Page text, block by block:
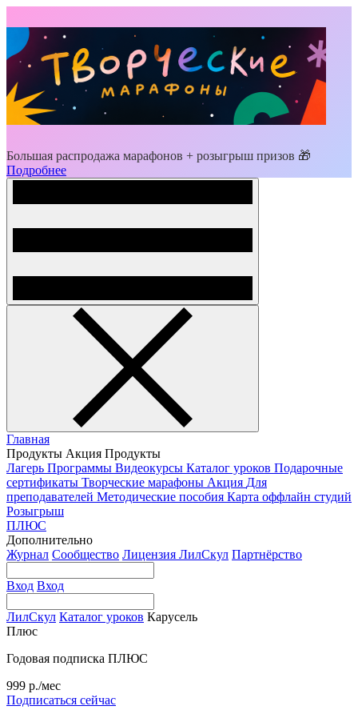
Большая распродажа марафонов + розыгрыш призов 🎁
Подробнее
Главная
Продукты Акция Продукты
Лагерь Программы Видеокурсы Каталог уроков Подарочные
сертификаты Творческие марафоны Акция Для
преподавателей Методические пособия Карта оффлайн студий
Розыгрыш
ПЛЮС
Дополнительно
Журнал Сообщество Лицензия ЛилСкул Партнёрство
Вход Вход
ЛилСкул Каталог уроков Карусель
Плюс
Годовая подписка ПЛЮС
999 р./мес
Подписаться сейчас